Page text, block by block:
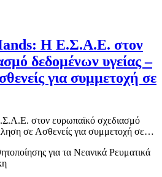
Η Ε.Σ.Α.Ε. στον
δεδομένων υγείας –
για συμμετοχή σε
στον ευρωπαϊκό σχεδιασμό
σε Ασθενείς για συμμετοχή σε…